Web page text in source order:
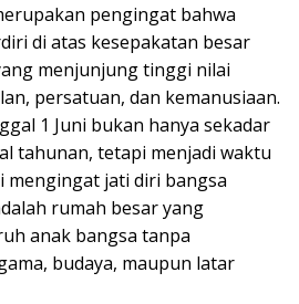
pengingat bahwa
di atas kesepakatan besar
menjunjung tinggi nilai
persatuan, dan kemanusiaan.
1 Juni bukan hanya sekadar
tahunan, tetapi menjadi waktu
mengingat jati diri bangsa
rumah besar yang
anak bangsa tanpa
budaya, maupun latar